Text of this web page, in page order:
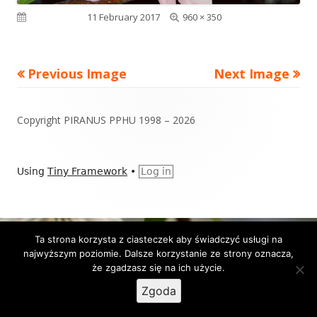
11 February 2017
Full
960 × 350
Previous Image Next Image
Content
Copyright PIRANUS PPHU 1998 – 2026
Using Tiny Framework • Log in
Ta strona korzysta z ciasteczek aby świadczyć usługi na
najwyższym poziomie. Dalsze korzystanie ze strony oznacza,
że zgadzasz się na ich użycie.
Zgoda